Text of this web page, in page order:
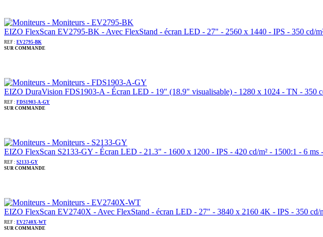
EIZO FlexScan EV2795-BK - Avec FlexStand - écran LED - 27" - 2560 x 1440 - IPS - 350 cd/
REF : EV2795-BK
SUR COMMANDE
EIZO DuraVision FDS1903-A - Écran LED - 19" (18.9" visualisable) - 1280 x 1024 - TN - 350
REF : FDS1903-A-GY
SUR COMMANDE
EIZO FlexScan S2133-GY - Écran LED - 21.3" - 1600 x 1200 - IPS - 420 cd/m² - 1500:1 - 6
REF : S2133-GY
SUR COMMANDE
EIZO FlexScan EV2740X - Avec FlexStand - écran LED - 27" - 3840 x 2160 4K - IPS - 350
REF : EV2740X-WT
SUR COMMANDE